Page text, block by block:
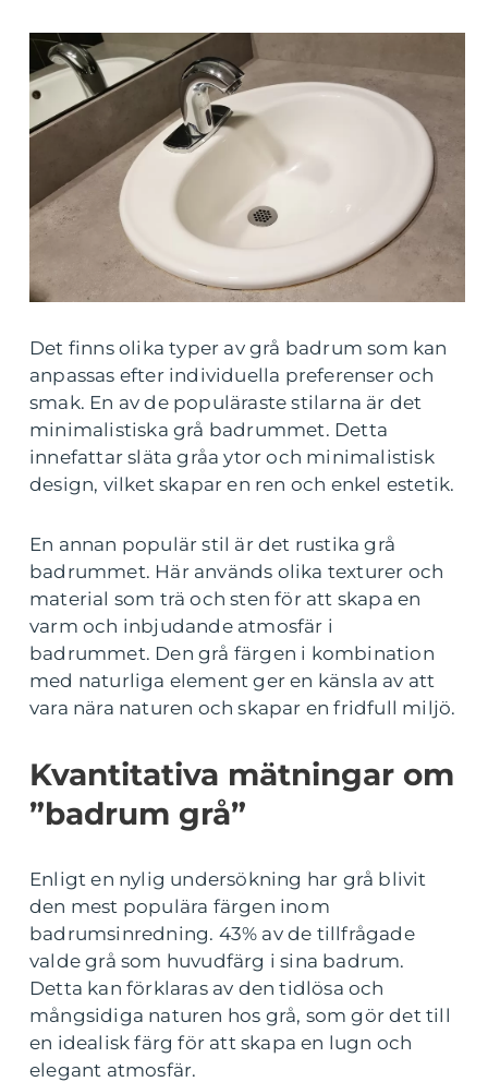
Det finns olika typer av grå badrum som kan
anpassas efter individuella preferenser och
smak. En av de populäraste stilarna är det
minimalistiska grå badrummet. Detta
innefattar släta gråa ytor och minimalistisk
design, vilket skapar en ren och enkel estetik.
En annan populär stil är det rustika grå
badrummet. Här används olika texturer och
material som trä och sten för att skapa en
varm och inbjudande atmosfär i
badrummet. Den grå färgen i kombination
med naturliga element ger en känsla av att
vara nära naturen och skapar en fridfull miljö.
Kvantitativa mätningar om
”badrum grå”
Enligt en nylig undersökning har grå blivit
den mest populära färgen inom
badrumsinredning. 43% av de tillfrågade
valde grå som huvudfärg i sina badrum.
Detta kan förklaras av den tidlösa och
mångsidiga naturen hos grå, som gör det till
en idealisk färg för att skapa en lugn och
elegant atmosfär.